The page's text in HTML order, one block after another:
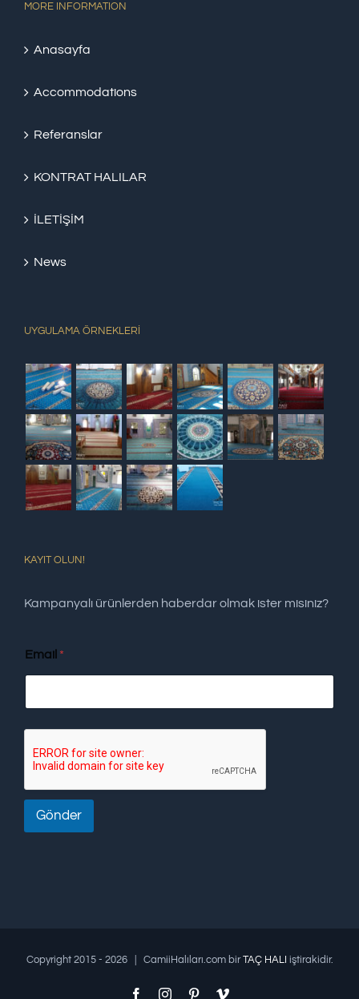
MORE INFORMATION
Anasayfa
Accommodations
Referanslar
KONTRAT HALILAR
İLETİŞİM
News
UYGULAMA ÖRNEKLERİ
KAYIT OLUN!
Kampanyalı ürünlerden haberdar olmak ister misiniz?
Email *
Gönder
Copyright 2015 - 2026 | CamiiHalıları.com birTAÇ HALI iştirakidir.
FacebookInstagramPinterestVimeo